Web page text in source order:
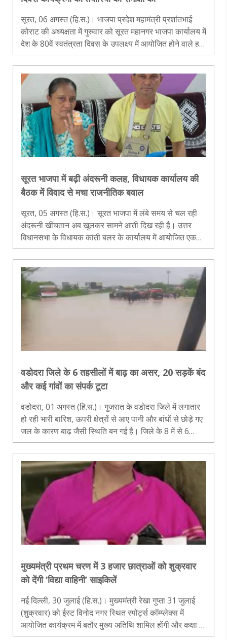
सूरत, 06 अगस्त (हि.स.)। भाजपा प्रदेश महामंत्री प्रशांतभाई
कोराट की अध्यक्षता में गुरुवार को सूरत महानगर भाजपा कार्यालय में
देश के 80वें स्वतंत्रता दिवस के उपलक्ष्य में आयोजित होने वाले हर
घर तिरंगा अभियान एवं तिरंगा यात्रा की तैयारियों को लेकर बैठक..
सूरत भाजपा में बढ़ी अंदरूनी कलह, विधायक कार्यालय की
बैठक में विवाद से मचा राजनीतिक बवाल
सूरत, 05 अगस्त (हि.स.)। सूरत भाजपा में लंबे समय से चल रही
अंदरूनी खींचतान अब खुलकर सामने आती दिख रही है। उत्तर
विधानसभा के विधायक कांती बलर के कार्यालय में आयोजित एक
बैठक के दौरान टाउन प्लानिंग (टीपी) कमेटी के चेयरमैन महेंद्र
देसाई और भाजपा की महिल..
वडोदरा जिले के 6 तहसीलों में बाढ़ का असर, 20 सड़कें बंद
और कई गांवों का संपर्क टूटा
वडोदरा, 01 अगस्त (हि.स.)। गुजरात के वडोदरा जिले में लगातार
हो रही भारी बारिश, ऊपरी क्षेत्रों से आए पानी और बांधों से छोड़े गए
जल के कारण बाढ़ जैसी स्थिति बन गई है। जिले के 8 में से 6
तहसीलों में लगभग 20 प्रमुख सड़कें बंद कर दी गई हैं, जिससे कई
गांव..
मुख्यमंत्री प्रथम चरण में 3 हजार छात्राओं को शुक्रवार
को देंगी ‘विद्या वाहिनी’ साइकिलें
नई दिल्ली, 30 जुलाई (हि.स.)। मुख्यमंत्री रेखा गुप्ता 31 जुलाई
(शुक्रवार) को ईस्ट विनोद नगर स्थित स्पोर्ट्स कॉम्प्लेक्स में
आयोजित कार्यक्रम में बतौर मुख्य अतिथि शामिल होंगी और कक्षा 9
की छात्राओं को ‘विद्या वाहिनी’ नाम से साइकिलों का वितरण करेंगी..